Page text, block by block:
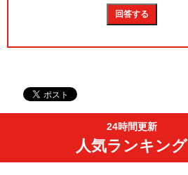
24時間更新
人気ランキング